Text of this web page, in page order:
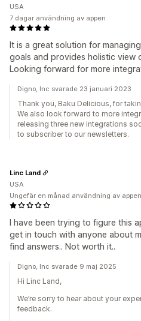
It is a great solution for
goals and provides holistic view
Looking forward for more
USA
7 dagar användning av appen
Digno, Inc svarade 23 januari 2023
Thank you, Baku Delicious, for
We also look forward to more
releasing three new integrations
to subscriber to our newsletters.
I have been trying to figure this
get in touch with anyone about
find answers.. Not worth it..
Linc Land
USA
Ungefär en månad användning av appen
Digno, Inc svarade 9 maj 2025
Hi Linc Land,
We’re sorry to hear about your
feedback.